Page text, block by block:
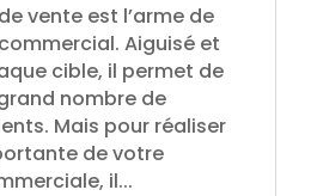
vente est l’arme de
Aiguisé et
cible, il permet de
nombre de
Mais pour réaliser
de votre
il...